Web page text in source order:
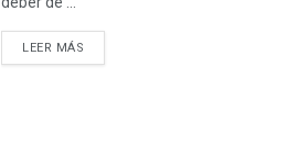
LEER MÁS